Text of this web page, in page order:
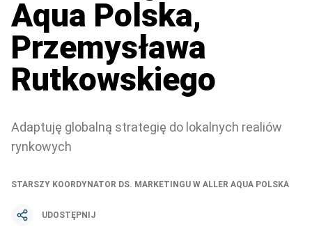
STARSZY KOORDYNATOR DS. MARKETINGU W ALLER AQUA POLSKA
UDOSTĘPNIJ
Aqua Polska,
Przemysława
Rutkowskiego
Adaptuję globalną strategię do lokalnych realiów
rynkowych